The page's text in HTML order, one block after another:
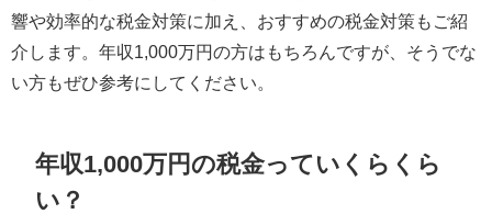
響や効率的な税金対策に加え、おすすめの税金対策もご紹
介します。年収1,000万円の方はもちろんですが、そうでな
い方もぜひ参考にしてください。
年収1,000万円の税金っていくらくら
い？